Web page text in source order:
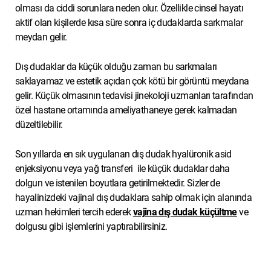
olması da ciddi sorunlara neden olur. Özellikle cinsel hayatı
aktif olan kişilerde kısa süre sonra iç dudaklarda sarkmalar
meydan gelir.
Dış dudaklar da küçük olduğu zaman bu sarkmaları
saklayamaz ve estetik açıdan çok kötü bir görüntü meydana
gelir. Küçük olmasının tedavisi jinekoloji uzmanları tarafından
özel hastane ortamında ameliyathaneye gerek kalmadan
düzeltilebilir.
Son yıllarda en sık uygulanan dış dudak hyalüronik asid
enjeksiyonu veya yağ transferi ile küçük dudaklar daha
dolgun ve istenilen boyutlara getirilmektedir. Sizler de
hayalinizdeki vajinal dış dudaklara sahip olmak için alanında
uzman hekimleri tercih ederekvajina dış dudak küçültmeve
dolgusu gibi işlemlerini yaptırabilirsiniz.